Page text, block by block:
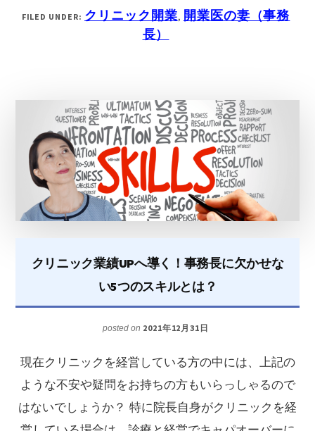
ク
の
事
務
長
の
正
は？
務
長
採
FILED UNDER: クリニック開業, 開業医の妻（事務
長）
クリニック業績UPへ導く！事務長に欠かせな
い5つのスキルとは？
posted on 2021年12月31日
現在クリニックを経営している方の中には、上記の
ような不安や疑問をお持ちの方もいらっしゃるので
はないでしょうか？ 特に院長自身がクリニックを経